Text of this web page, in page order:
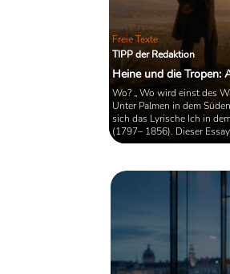
Freie Texte
TIPP der Redaktion
Heine und die Tropen:
Wo? „ Wo wird einst des
Unter Palmen in dem
sich das Lyrische Ich in
(1797– 1856). Dieser